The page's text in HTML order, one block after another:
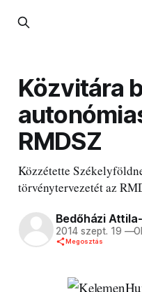
Közvitára
RMDSZ
Közzétette
törvénytervezetét az
Bedőházi
2014 szept. 19 —
Megosztás